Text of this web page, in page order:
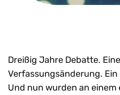
Dreißig Jahre Debatte. Eine
Verfassungsänderung. Ein
Und nun wurden an einem